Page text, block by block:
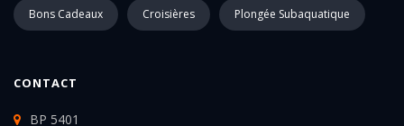
Bons Cadeaux Croisières Plongée Subaquatique
CONTACT
BP 5401